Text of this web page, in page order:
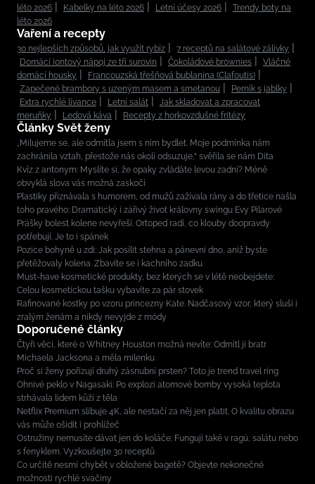
léto 2026
Kabelky na léto 2026 Letní účesy 2026
Trendy boty na
léto 2026
Vaření a recepty
30 nejlepších způsobů, jak využít rybíz
7 receptů na salátové zálivky
Domácí iontový nápoj ze tří surovin
Čokoládové brownies
Vláčné
domácí housky
Francouzská třešňová bublanina (Clafoutis)
Zapečené brambory s uzeným masem a smetanou
Perník s jablky
Extra rychlé lívance
Letní salát
Jak skladovat a zpracovat
meruňky
Ledová káva Recepty z horkovzdušné fritézy
Články Svět ženy
„Milujeme se, ale odmítla jsem s ním bydlet. Moje podmínka nám
zachránila vztah, přestože nás okolí odsuzuje,“ svěřila se nám Dita
Kvíz z antonym: Myslíte si, že opaky zvládáte levou zadní? Méně
obvyklá slova vás možná zaskočí
Plastiky přiznávala s humorem, od mužů zažívala rány a do třetice našla
toho pravého: Dramatický i zářivý život královny swingu Evy Pilarové
Prášky bolest kolene nevyřeší. Ortoped radí, co klouby doopravdy
potřebují. Je to i spánek
Pozice bohyně u zdi: Jak posílit stehna a pánevní dno, aniž byste
přetěžovaly kolena. Zbavíte se i kachního zadku
Must-have kosmetické produkty, bez kterých se v létě neobejdete:
Celou kosmetickou tašku vybavíte za pár stovek
Rafinované kostky po vzoru princezny Kate. Nadčasový vzor, který sluší i
zralým ženám a nikdy nevyjde z módy
Doporučené články
Čtyři věci, které o Whitney Houston možná nevíte: Odmítl ji bratr
Michaela Jacksona a měla milenku
Proč si ženy pořizují druhý zásnubní prsten? Toto je trend travel ring
Ohnivé peklo v Nagasaki: Po explozi atomové bomby vysoká teplota
strhávala lidem kůži z těla
Netflix Premium slibuje 4K, ale nestačí za něj jen platit. O kvalitu obrazu
vás může ošidit i prohlížeč
Ostružiny nemusíte dávat jen do koláče: Fungují také v ragú, salátu nebo
s fenyklem. Vyzkoušejte 30 receptů
Co určitě nesmí chybět v obložené bagetě? Objevte nekonečné
možnosti rychlé svačiny